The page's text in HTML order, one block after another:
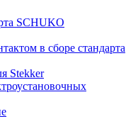
SCHUKO
в сборе стандарта
Stekker